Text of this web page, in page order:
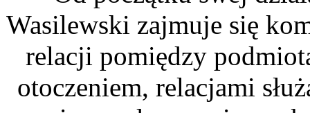
Wasilewski zajmuje się
relacji pomiędzy
otoczeniem, relacjami